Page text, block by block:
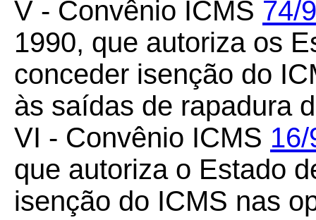
V - Convênio ICMS 74/
1990, que autoriza os
conceder isenção do
às saídas de rapadura
VI - Convênio ICMS
que autoriza o Estado
isenção do ICMS nas